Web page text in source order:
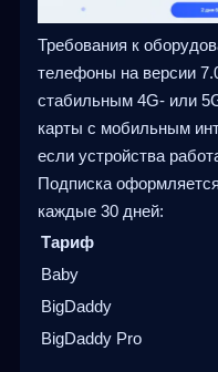
Требования к
телефоны на версии
стабильным 4G- или
карты с мобильным
если устройства
Подписка
каждые 30 дней:
Тариф
Baby
BigDaddy
BigDaddy Pro